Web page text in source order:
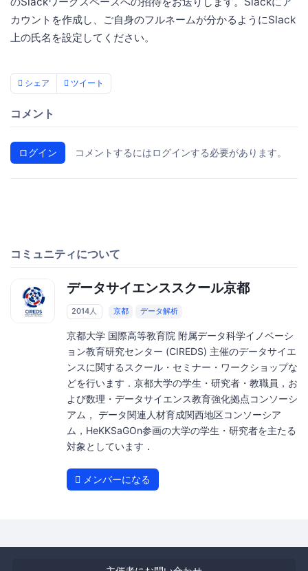
カウントを作成し、ご自身のフルネームが分かるようにSlack
上の氏名を設定してください。
シェア ツイート
コメント
ログイン コメントするにはログインする必要があります。
コミュニティについて
データサイエンススクール京都
2014人 京都 データ解析
京都大学 国際高等教育院 附属データ科学イノベーシ
ョン教育研究センター (CIREDS) 主催のデータサイエ
ンスに関するスクール・セミナー・ワークショップな
どを行います．京都大学の学生・研究者・教職員，お
よび数理・データサイエンス教育強化拠点コンソーシ
アム， データ関連人材育成関西地区コンソーシア
ム，HeKKSaGOn参画の大学の学生・研究者を主たる
対象としています．
メンバーになる